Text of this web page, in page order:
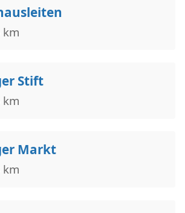
km
Stift
km
Markt
km